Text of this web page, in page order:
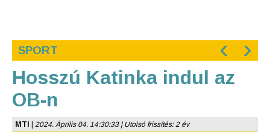
SPORT ‹ ›
Hosszú Katinka indul az
OB-n
MTI 2024. Április 04. 14:30:33 | Utolsó frissítés: 2 év